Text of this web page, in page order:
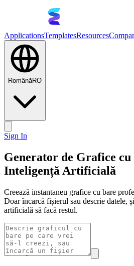
ApplicationsTemplatesResources
RomânăRO
Sign In
Generator de Grafice cu
Inteligență Artificială
Creează instantaneu grafice cu bare
Doar încarcă fișierul sau descrie datele,
artificială să facă restul.